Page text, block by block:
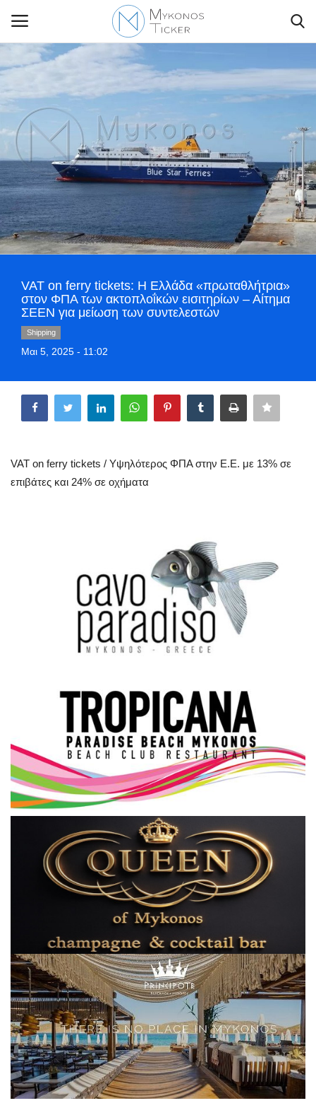
Contact Us
Politique
Business
Travel
World
Style Adorés
Greece
Arts & Culture
Sustainability
Science & Tech
Aegean Islands
Σεβασμιώτατος Δωρόθεος Β’
Cost Of Living Crisis
Opinion + Analysis
L’Art des Sens
All News
Elections 2023
Γλώσσα
Ελληνικά English
VAT on ferry tickets: Η Ελλάδα «πρωταθλήτρια»
στον ΦΠΑ των ακτοπλοΐκών εισιτηρίων – Αίτημα
ΣΕΕΝ για μείωση των συντελεστών
Shipping
Μαι 5, 2025 - 11:02
VAT on ferry tickets / Υψηλότερος ΦΠΑ στην Ε.Ε. με 13% σε
επιβάτες και 24% σε οχήματα